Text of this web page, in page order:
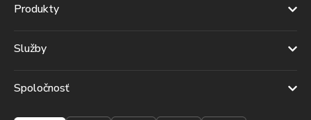
Produkty
Služby
Spoločnosť